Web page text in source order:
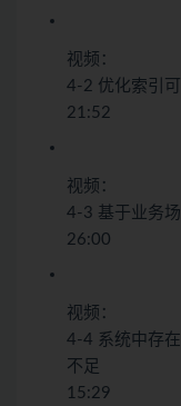
视频：
4-2 优化索引
21:52
视频：
4-3 基于业务
26:00
视频：
4-4 系统中存
不足
15:29